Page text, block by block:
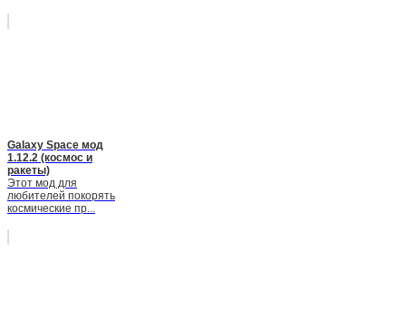
Galaxy Space мод
1.12.2 (космос и
ракеты)
Этот мод для
любителей покорять
космические пр...